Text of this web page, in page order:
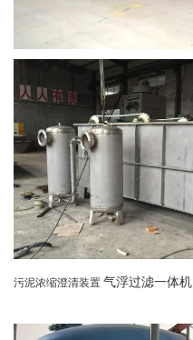
污泥浓缩澄清装置 气浮过滤一体机